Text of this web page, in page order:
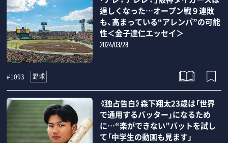
逞しくなった…オープン戦９連敗
も、高まっている“アレンパ”の可能
性＜金子達仁エッセイ＞
2024/03/28
#1093 野球
《独占告白》森下翔太23歳は「世界
で通用するバッター」になるため
に…“楽ができない”バットを試し
て「中学生の動画も見ます」